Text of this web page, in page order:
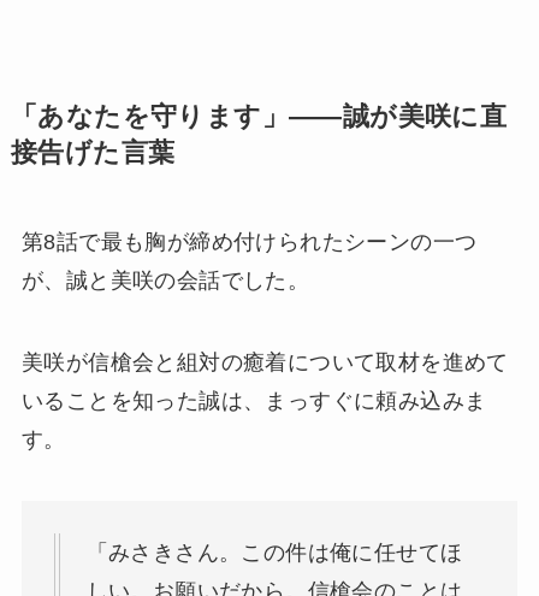
「あなたを守ります」——誠が美咲に直
接告げた言葉
第8話で最も胸が締め付けられたシーンの一つ
が、誠と美咲の会話でした。
美咲が信槍会と組対の癒着について取材を進めて
いることを知った誠は、まっすぐに頼み込みま
す。
「みさきさん。この件は俺に任せてほ